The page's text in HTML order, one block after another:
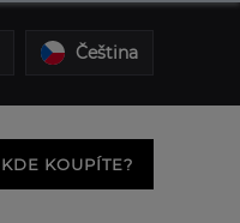
Čeština
KDE KOUPÍTE?